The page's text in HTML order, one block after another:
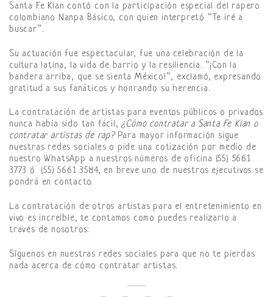
Santa Fe Klan contó con la participación especial del rapero
colombiano Nanpa Básico, con quien interpretó “Te iré a
buscar”.
Su actuación fue espectacular, fue una celebración de la
cultura latina, la vida de barrio y la resiliencia. “¡Con la
bandera arriba, que se sienta México!”, exclamó, expresando
gratitud a sus fanáticos y honrando su herencia.
La contratación de artistas para eventos públicos o privados
nunca había sido tan fácil,¿Cómo contratar a Santa Fe Klan o
contratar artistas de rap?Para mayor información sigue
nuestras redes sociales o pide una cotización por medio de
nuestro WhatsApp a nuestros números de oficina (55) 5661
3773 ó (55) 5661 3584, en breve uno de nuestros ejecutivos se
pondrá en contacto.
La contratación de otros artistas para el entretenimiento en
vivo es increíble, te contamos como puedes realizarlo a
través de nosotros:
Síguenos en nuestras redes sociales para que no te pierdas
nada acerca de cómo contratar artistas.